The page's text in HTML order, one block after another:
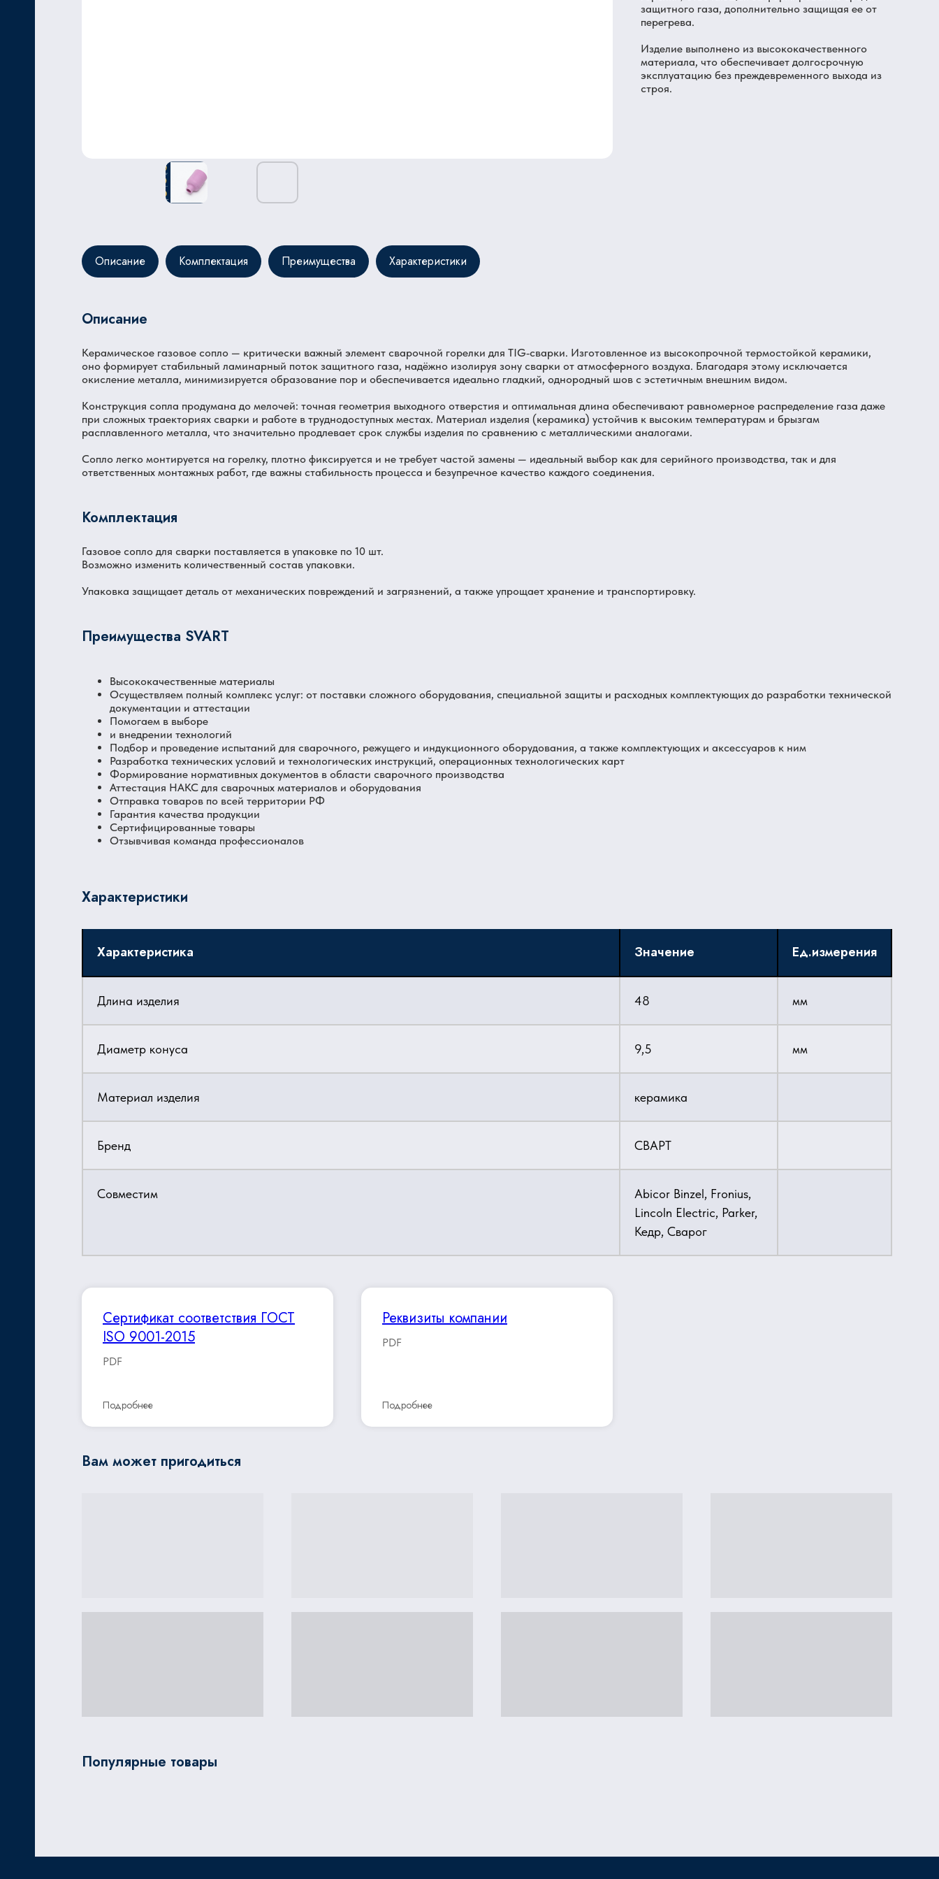
защитного газа, дополнительно защищая ее от
перегрева.
Изделие выполнено из высококачественного
материала, что обеспечивает долгосрочную
эксплуатацию без преждевременного выхода из
строя.
Описание Комплектация Преимущества Характеристики
Описание
Керамическое газовое сопло — критически важный элемент сварочной горелки для TIG‑сварки. Изготовленное из высокопрочной термостойкой керамики,
оно формирует стабильный ламинарный поток защитного газа, надёжно изолируя зону сварки от атмосферного воздуха. Благодаря этому исключается
окисление металла, минимизируется образование пор и обеспечивается идеально гладкий, однородный шов с эстетичным внешним видом.
Конструкция сопла продумана до мелочей: точная геометрия выходного отверстия и оптимальная длина обеспечивают равномерное распределение газа даже
при сложных траекториях сварки и работе в труднодоступных местах. Материал изделия (керамика) устойчив к высоким температурам и брызгам
расплавленного металла, что значительно продлевает срок службы изделия по сравнению с металлическими аналогами.
Сопло легко монтируется на горелку, плотно фиксируется и не требует частой замены — идеальный выбор как для серийного производства, так и для
ответственных монтажных работ, где важны стабильность процесса и безупречное качество каждого соединения.
Комплектация
Газовое сопло для сварки поставляется в упаковке по 10 шт.
Возможно изменить количественный состав упаковки.
Упаковка защищает деталь от механических повреждений и загрязнений, а также упрощает хранение и транспортировку.
Преимущества SVART
Высококачественные материалы
Осуществляем полный комплекс услуг: от поставки сложного оборудования, специальной защиты и расходных комплектующих до разработки технической
документации и аттестации
Помогаем в выборе
и внедрении технологий
Подбор и проведение испытаний для сварочного, режущего и индукционного оборудования, а также комплектующих и аксессуаров к ним
Разработка технических условий и технологических инструкций, операционных технологических карт
Формирование нормативных документов в области сварочного производства
Аттестация НАКС для сварочных материалов и оборудования
Отправка товаров по всей территории РФ
Гарантия качества продукции
Сертифицированные товары
Отзывчивая команда профессионалов
Характеристики
Характеристика Значение Ед.измерения
Длина изделия 48 мм
Диаметр конуса 9,5 мм
Материал изделия керамика
Бренд СВАРТ
Совместим
Abicor Binzel, Fronius,
Lincoln Electric, Parker,
Кедр, Сварог
Сертификат соответствия ГОСТ
ISO 9001-2015
PDF
Подробнее
Реквизиты компании
PDF
Подробнее
Вам может пригодиться
Популярные товары